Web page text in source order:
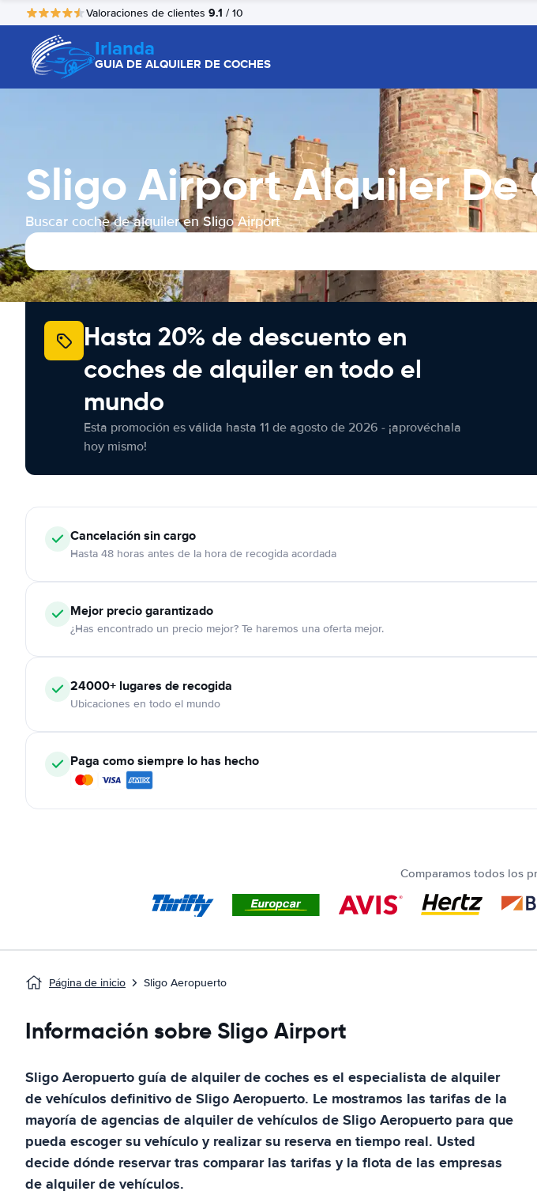
Valoraciones de clientes 9.1 / 10
Irlanda
GUIA DE ALQUILER DE COCHES
Sligo Airport Alquiler De
Buscar coche de alquiler en Sligo Airport
Hasta 20% de descuento en
coches de alquiler en todo el
mundo
Esta promoción es válida hasta 11 de agosto de 2026 - ¡aprovéchala
hoy mismo!
Cancelaciónsin cargo
Hasta 48 horas antes de la hora de recogida acordada
Mejor precio garantizado
¿Has encontrado un precio mejor? Te haremos una oferta mejor.
24000+ lugares de recogida
Ubicaciones en todo el mundo
Paga como siempre lo has hecho
Comparamos todos los
Página de inicio Sligo Aeropuerto
Información sobre Sligo Airport
Sligo Aeropuertoguía de alquiler de coches es el especialista de alquiler
de vehículos definitivo deSligo Aeropuerto. Le mostramos las tarifas de la
mayoría de agencias de alquiler de vehículos deSligo Aeropuerto para que
pueda escoger su vehículo y realizar su reserva en tiempo real. Usted
decide dónde reservar tras comparar las tarifas y la flota de las empresas
de alquiler de vehículos.